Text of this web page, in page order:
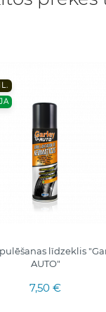
līdzeklis
AUTO"
7,50 €